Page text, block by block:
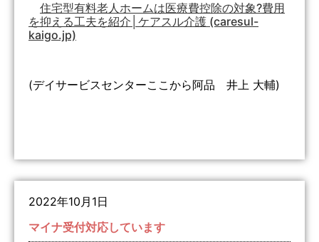
住宅型有料老人ホームは医療費控除の対象?費用
を抑える工夫を紹介│ケアスル介護 (caresul-
kaigo.jp)
(デイサービスセンターここから阿品 井上 大輔)
2022年10月1日
マイナ受付対応しています